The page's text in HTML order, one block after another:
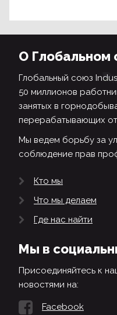
О Глобальном
Глобальный союз
50 миллионов
занятых в
перерабатывающих
Мы ведем борьбу за
соблюдение прав
Кто мы
Что мы делаем
Где нас найти
Мы в
Присоединяйтесь к
новостями на:
Facebook